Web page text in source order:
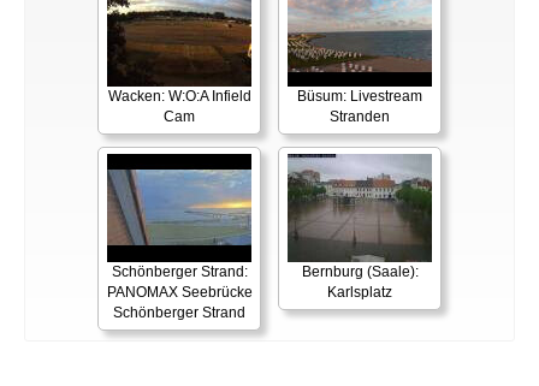
Wacken: W:O:A Infield
Cam
Büsum: Livestream
Stranden
Schönberger Strand:
PANOMAX Seebrücke
Schönberger Strand
Bernburg (Saale):
Karlsplatz